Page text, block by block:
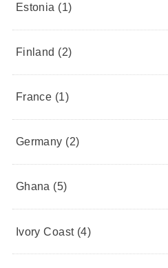
Estonia (1)
Finland (2)
France (1)
Germany (2)
Ghana (5)
Ivory Coast (4)